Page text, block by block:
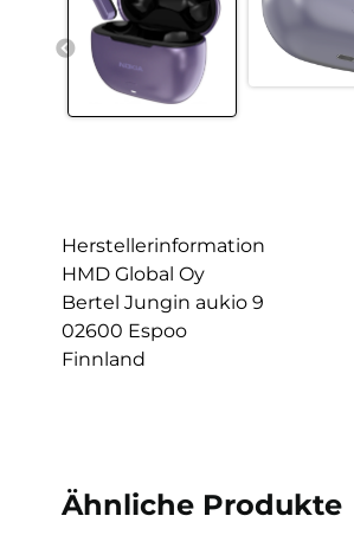
Herstellerinformation
HMD Global Oy
Bertel Jungin aukio 9
02600 Espoo
Finnland
Ähnliche Produkte